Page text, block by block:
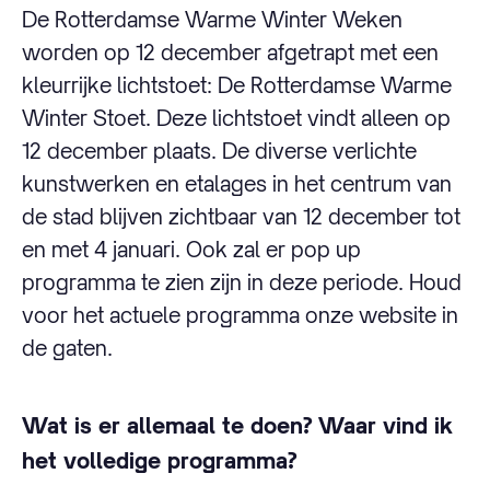
De Rotterdamse Warme Winter Weken
worden op 12 december afgetrapt met een
kleurrijke lichtstoet: De Rotterdamse Warme
Winter Stoet. Deze lichtstoet vindt alleen op
12 december plaats. De diverse verlichte
kunstwerken en etalages in het centrum van
de stad blijven zichtbaar van 12 december tot
en met 4 januari. Ook zal er pop up
programma te zien zijn in deze periode. Houd
voor het actuele programma onze website in
de gaten.
Wat is er allemaal te doen? Waar vind ik
het volledige programma?